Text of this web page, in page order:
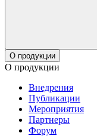
О продукции
О продукции
Внедрения
Публикации
Мероприятия
Партнеры
Форум